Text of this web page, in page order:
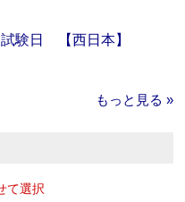
験日 【西日本】
もっと見る »
て選択